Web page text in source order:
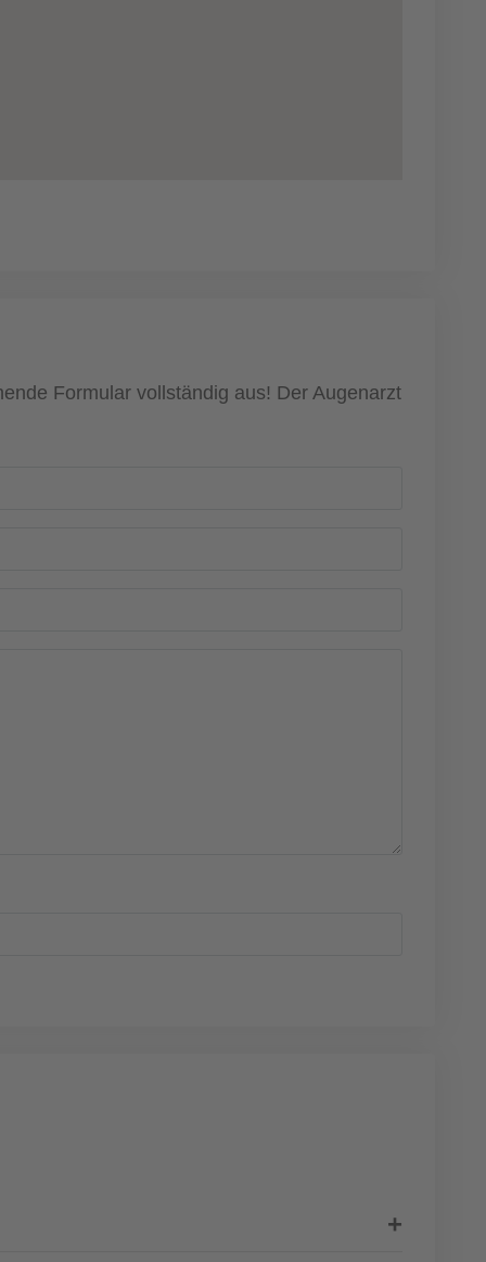
Formular vollständig aus! Der Augenarzt